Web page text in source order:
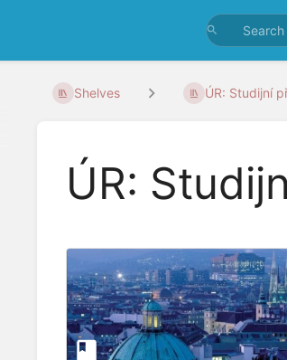
Shelves ÚR: Studijní
ÚR: